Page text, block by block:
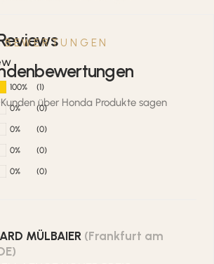
BEWERTUNGEN
Kunden über Honda Produkte sagen
100% (1)
0% (0)
0% (0)
0% (0)
0% (0)
MÜLBAIER (Frankfurt am